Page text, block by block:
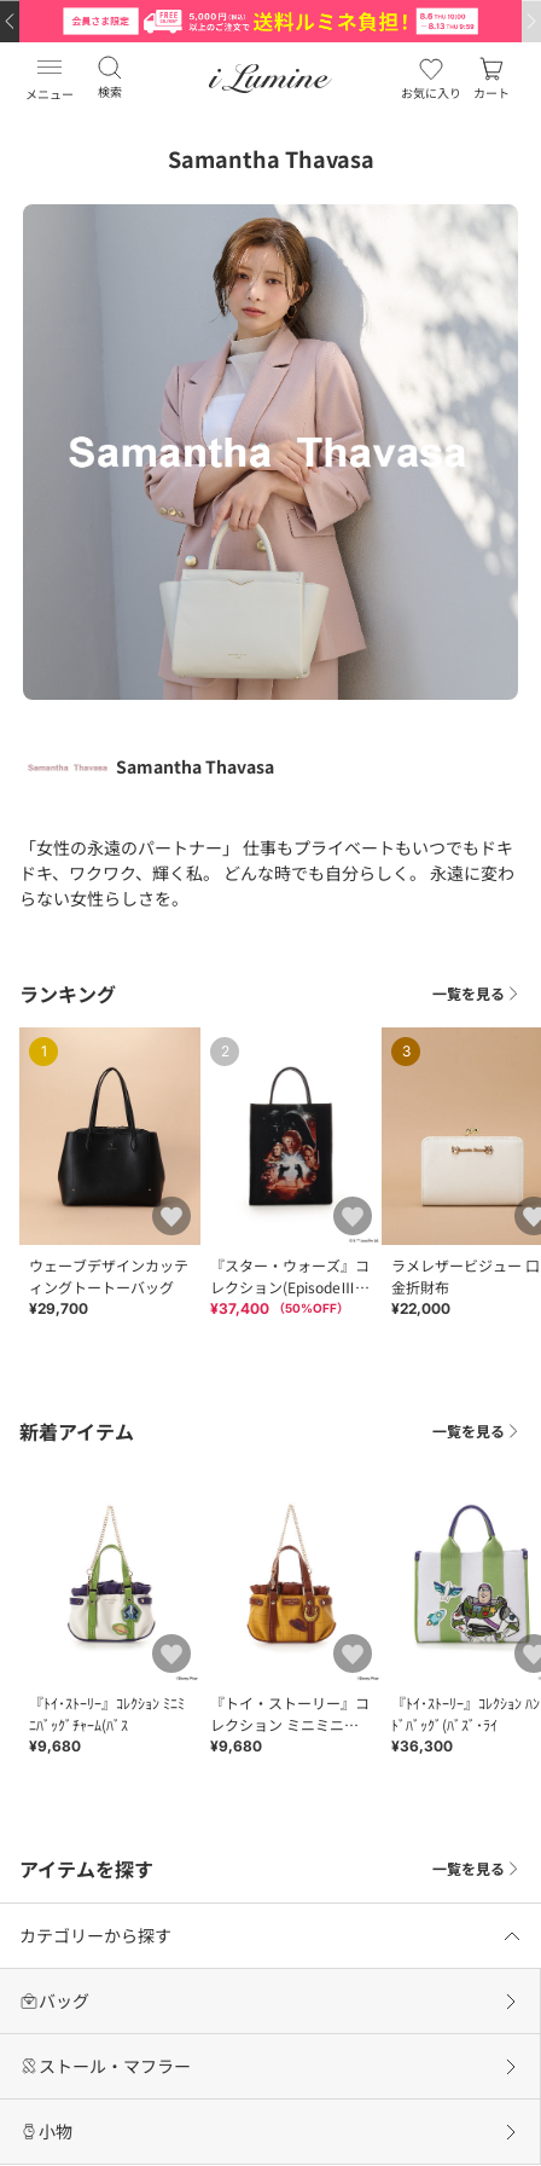
メニュー 検索 お気に入り カート
Samantha Thavasa
Samantha Thavasa
「女性の永遠のパートナー」 仕事もプライベートもいつでもドキ
ドキ、ワクワク、輝く私。 どんな時でも自分らしく。 永遠に変わ
らない女性らしさを。
ランキング 一覧を見る
1
ウェーブデザインカッテ
ィングトートーバッグ
¥29,700
2
『スター・ウォーズ』コ
レクション(EpisodeⅢ)
トートバッグ
¥37,400 （50%OFF）
3
ラメレザービジュー 口
金折財布
¥22,000
新着アイテム 一覧を見る
『ﾄｲ･ｽﾄｰﾘｰ』ｺﾚｸｼｮﾝ ﾐﾆﾐ
ﾆﾊﾞｯｸﾞﾁｬｰﾑ(ﾊﾞｽ
¥9,680
『トイ・ストーリー』コ
レクション ミニミニバ
ッグチャーム（ウッデ
¥9,680
『ﾄｲ･ｽﾄｰﾘｰ』ｺﾚｸｼｮﾝ ﾊﾝ
ﾄﾞﾊﾞｯｸﾞ(ﾊﾞｽﾞ･ﾗｲ
¥36,300
アイテムを探す 一覧を見る
カテゴリーから探す
バッグ
ストール・マフラー
小物